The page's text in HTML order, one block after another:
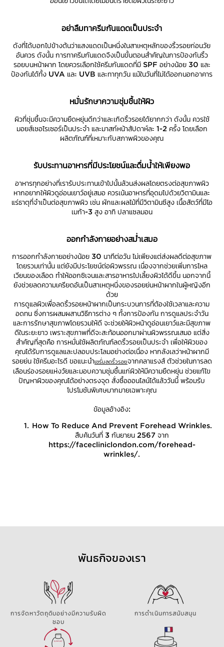
อย่าลืมทาครีมกันแดดเป็นประจำ
ดังที่ได้บอกไปข้างต้นว่าแสงแดดเป็นหนึ่งในสาเหตุหลักของริ้วรอยก่อนวัย
อันควร ดังนั้น การทาครีมกันแดดจึงเป็นขั้นตอนสำคัญในการป้องกันริ้ว
รอยบนหน้าผาก โดยควรเลือกใช้ครีมกันแดดที่มี SPF อย่างน้อย 30 และ
ป้องกันได้ทั้ง UVA และ UVB และทาทุกวัน แม้ในวันที่ไม่ได้ออกนอกอาคาร
หมั่นรักษาความชุ่มชื้นให้ผิว
ผิวที่ชุ่มชื้นจะมีความยืดหยุ่นดีกว่าและเกิดริ้วรอยได้ยากกว่า ดังนั้น ควรใช้
มอยส์เชอไรเซอร์เป็นประจำ และมาสก์หน้าสัปดาห์ละ 1-2 ครั้ง โดยเลือก
ผลิตภัณฑ์ที่เหมาะกับสภาพผิวของคุณ
รับประทานอาหารที่มีประโยชน์และดื่มน้ำให้เพียงพอ
อาหารทุกอย่างที่เรารับประทานเข้าไปนั้นล้วนส่งผลโดยตรงต่อสุขภาพผิว
หากอยากให้ผิวดูอ่อนเยาว์อยู่เสมอ ควรเน้นอาหารที่อุดมไปด้วยวิตามินและ
แร่ธาตุที่จำเป็นต่อสุขภาพผิว เช่น ผักและผลไม้ที่มีวิตามินซีสูง เนื้อสัตว์ที่มีโอ
เมก้า-3 สูง อาทิ ปลาแซลมอน
ออกกำลังกายอย่างสม่ำเสมอ
การออกกำลังกายอย่างน้อย 30 นาทีต่อวัน ไม่เพียงแต่ส่งผลดีต่อสุขภาพ
โดยรวมเท่านั้น แต่ยังมีประโยชน์ต่อผิวพรรณ เนื่องจากช่วยเพิ่มการไหล
เวียนของเลือด ทำให้ออกซิเจนและสารอาหารไปเลี้ยงผิวได้ดีขึ้น นอกจากนี้
ยังช่วยลดความเครียดอันเป็นสาเหตุหนึ่งของรอยย่นหน้าผากในผู้หญิงอีก
ด้วย
การดูแลผิวเพื่อลดริ้วรอยหน้าผากเป็นกระบวนการที่ต้องใช้เวลาและความ
อดทน ซึ่งการผสมผสานวิธีการต่าง ๆ ทั้งการป้องกัน การดูแลประจำวัน
และการรักษาสุขภาพโดยรวมให้ดี จะช่วยให้ผิวหน้าดูอ่อนเยาว์และมีสุขภาพ
ดีในระยะยาว เพราะสุขภาพที่ดีจะสะท้อนออกมาผ่านผิวพรรณเสมอ แต่สิ่ง
สำคัญที่สุดคือ การหมั่นใช้ผลิตภัณฑ์ลดริ้วรอยเป็นประจำ เพื่อให้ผิวของ
คุณได้รับการดูแลและปลอบประโลมอย่างต่อเนื่อง หากลังเลว่าหน้าผากมี
รอยย่น ใช้ครีมอะไรดี ขอแนะนำเซรั่มลดริ้วรอยจากคลาแรงส์ ตัวช่วยในการลด
เลือนร่องรอยแห่งวัยและมอบความชุ่มชื้นแก่ผิวให้มีความยืดหยุ่น ช่วยแก้ไข
ปัญหาผิวของคุณได้อย่างตรงจุด สั่งซื้อออนไลน์ได้แล้ววันนี้ พร้อมรับ
โปรโมชันพิเศษมากมายเฉพาะคุณ
ข้อมูลอ้างอิง:
How To Reduce And Prevent Forehead Wrinkles.
สืบค้นวันที่ 3 กันยายน 2567 จาก
https://facecliniclondon.com/forehead-
wrinkles/.
พันธกิจของเรา
การจัดหาวัตถุดิบอย่างมีความรับผิด
ชอบ
การดำเนินการสนับสนุน